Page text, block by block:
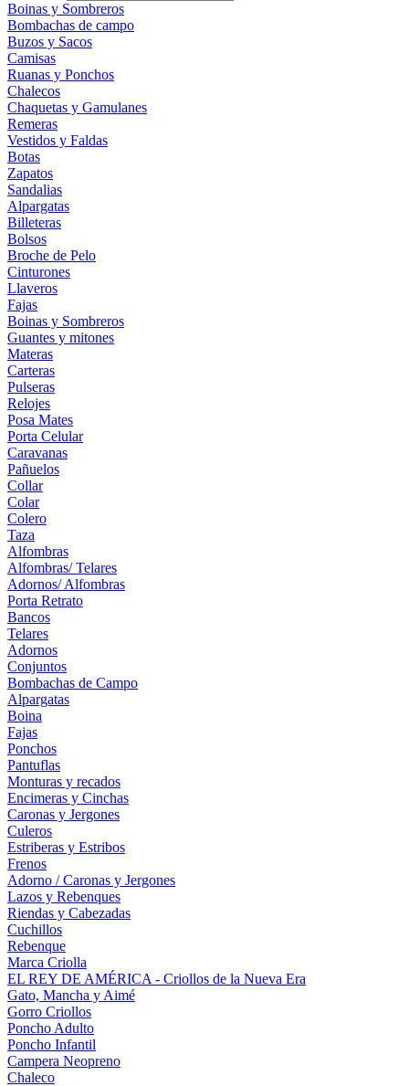
Boinas y Sombreros
Bombachas de campo
Buzos y Sacos
Camisas
Ruanas y Ponchos
Chalecos
Chaquetas y Gamulanes
Remeras
Vestidos y Faldas
Botas
Zapatos
Sandalias
Alpargatas
Billeteras
Bolsos
Broche de Pelo
Cinturones
Llaveros
Fajas
Boinas y Sombreros
Guantes y mitones
Materas
Carteras
Pulseras
Relojes
Posa Mates
Porta Celular
Caravanas
Pañuelos
Collar
Colar
Colero
Taza
Alfombras
Alfombras/ Telares
Adornos/ Alfombras
Porta Retrato
Bancos
Telares
Adornos
Conjuntos
Bombachas de Campo
Alpargatas
Boina
Fajas
Ponchos
Pantuflas
Monturas y recados
Encimeras y Cinchas
Caronas y Jergones
Culeros
Estriberas y Estribos
Frenos
Adorno / Caronas y Jergones
Lazos y Rebenques
Riendas y Cabezadas
Cuchillos
Rebenque
Marca Criolla
EL REY DE AMÉRICA - Criollos de la Nueva Era
Gato, Mancha y Aimé
Gorro Criollos
Poncho Adulto
Poncho Infantil
Campera Neopreno
Chaleco